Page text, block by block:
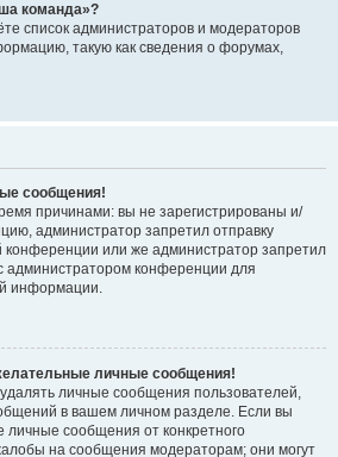
команда»?
список администраторов и модераторов
такую как сведения о форумах,
сообщения!
причинами: вы не зарегистрированы и/
администратор запретил отправку
или же администратор запретил
администратором конференции для
информации.
личные сообщения!
личные сообщения пользователей,
в вашем личном разделе. Если вы
личные сообщения от конкретного
на сообщения модераторам; они могут